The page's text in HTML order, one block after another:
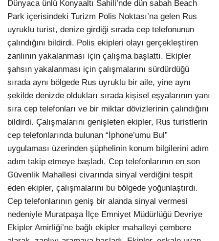
Dünyaca ünlü Konyaaltı Sahili’nde dün sabah Beach
Park içerisindeki Turizm Polis Noktası’na gelen Rus
uyruklu turist, denize girdiği sırada cep telefonunun
çalındığını bildirdi. Polis ekipleri olayı gerçekleştiren
zanlının yakalanması için çalışma başlattı. Ekipler
şahsın yakalanması için çalışmalarını sürdürdüğü
sırada aynı bölgede Rus uyruklu bir aile, yine aynı
şekilde denizde oldukları sırada kişisel eşyalarının yanı
sıra cep telefonları ve bir miktar dövizlerinin çalındığını
bildirdi. Çalışmalarını genişleten ekipler, Rus turistlerin
cep telefonlarında bulunan “İphone’umu Bul”
uygulaması üzerinden şüphelinin konum bilgilerini adım
adım takip etmeye başladı. Cep telefonlarının en son
Güvenlik Mahallesi civarında sinyal verdiğini tespit
eden ekipler, çalışmalarını bu bölgede yoğunlaştırdı.
Cep telefonlarının geniş bir alanda sinyal vermesi
nedeniyle Muratpaşa İlçe Emniyet Müdürlüğü Devriye
Ekipler Amirliği’ne bağlı ekipler mahalleyi çembere